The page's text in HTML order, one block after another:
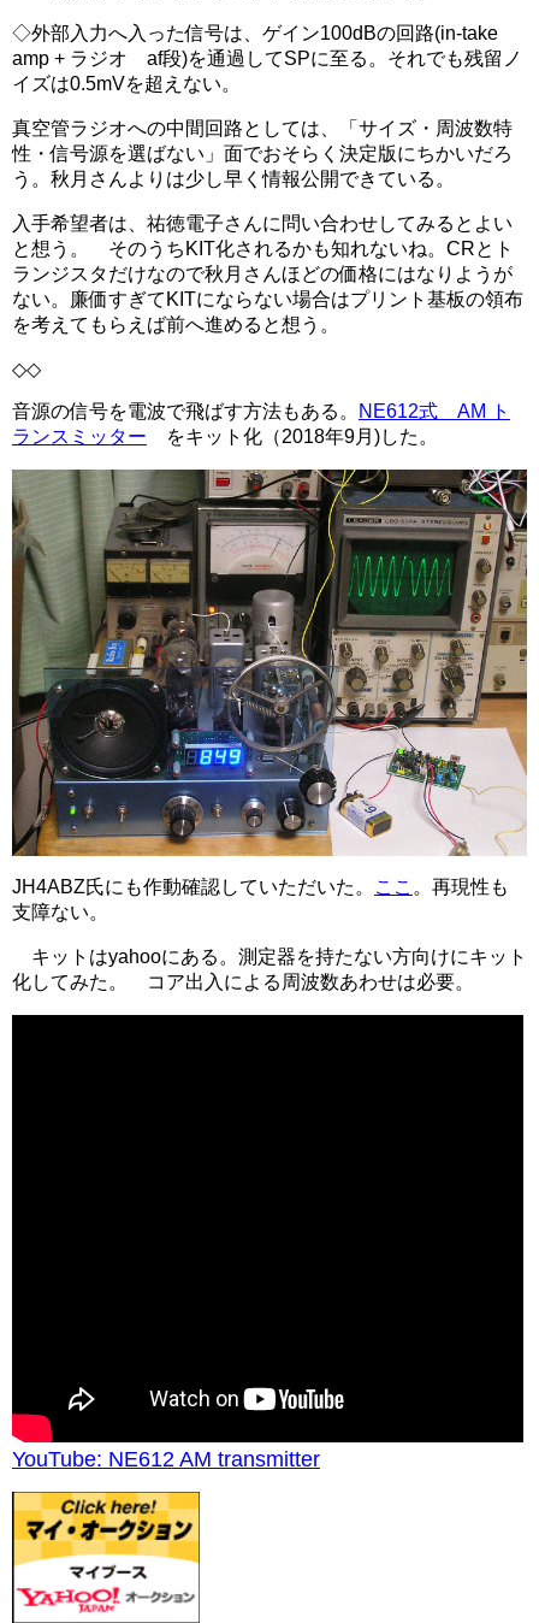
◇外部入力へ入った信号は、ゲイン100dBの回路(in-take
amp + ラジオ af段)を通過してSPに至る。それでも残留ノ
イズは0.5mVを超えない。
真空管ラジオへの中間回路としては、「サイズ・周波数特
性・信号源を選ばない」面でおそらく決定版にちかいだろ
う。秋月さんよりは少し早く情報公開できている。
入手希望者は、祐徳電子さんに問い合わせしてみるとよい
と想う。 そのうちKIT化されるかも知れないね。CRとト
ランジスタだけなので秋月さんほどの価格にはなりようが
ない。廉価すぎてKITにならない場合はプリント基板の領布
を考えてもらえば前へ進めると想う。
◇◇
音源の信号を電波で飛ばす方法もある。
NE612式 AM ト
ランスミッター をキット化（2018年9月)した。
JH4ABZ氏にも作動確認していただいた。 ここ 。再現性も
支障ない。
キットはyahooにある。測定器を持たない方向けにキット
化してみた。 コア出入による周波数あわせは必要。
YouTube: NE612 AM transmitter